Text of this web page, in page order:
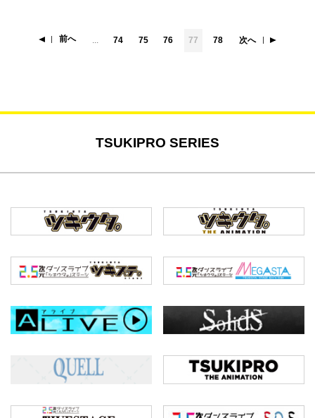
前へ ... 74 75 76 77 78 次へ
TSUKIPRO SERIES